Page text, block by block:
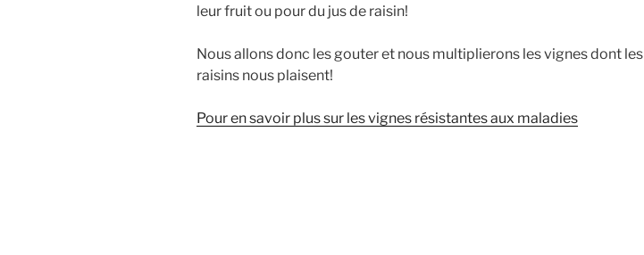
leur fruit ou pour du jus de raisin!
Nous allons donc les gouter et nous multiplierons les vignes dont les
raisins nous plaisent!
Pour en savoir plus sur les vignes résistantes aux maladies